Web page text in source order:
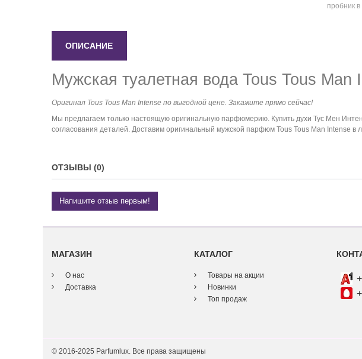
пробник
ОПИСАНИЕ
Мужская туалетная вода Tous Tous Man
Оригинал Tous Tous Man Intense по выгодной цене. Закажите прямо сейчас!
Мы предлагаем только настоящую оригинальную парфюмерию. Купить духи Тус Мен
согласования деталей. Доставим оригинальный мужской парфюм Tous Tous Man Intense в
ОТЗЫВЫ (0)
Напишите отзыв первым!
МАГАЗИН
О нас
Доставка
КАТАЛОГ
Товары на акции
Новинки
Топ продаж
© 2016-2025 Parfumlux. Все права защищены